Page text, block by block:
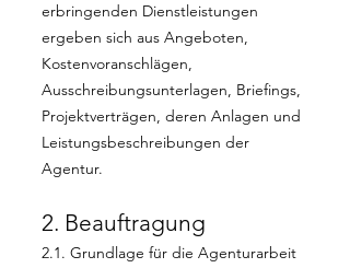
erbringenden Dienstleistungen
ergeben sich aus Angeboten,
Kostenvoranschlägen,
Ausschreibungsunterlagen, Briefings,
Projektverträgen, deren Anlagen und
Leistungsbeschreibungen der
Agentur.
2. Beauftragung
2.1. Grundlage für die Agenturarbeit